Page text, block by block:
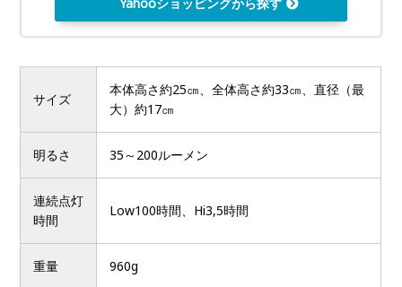
サイズ
本体高さ約25㎝、全体高さ約33㎝、直径（最
大）約17㎝
明るさ 35～200ルーメン
連続点灯
時間
Low100時間、Hi3,5時間
重量 960g